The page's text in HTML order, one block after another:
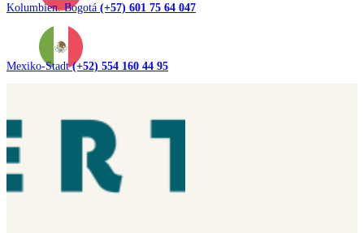
Kolumbien. Bogotá (+57) 601 75 64 047
Mexiko-Stadt(+52) 554 160 44 95